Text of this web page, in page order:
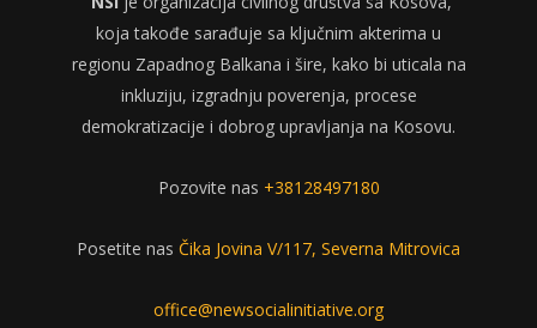
koja takođe sarađuje sa ključnim akterima u
regionu Zapadnog Balkana i šire, kako bi uticala na
inkluziju, izgradnju poverenja, procese
demokratizacije i dobrog upravljanja na Kosovu.
Pozovite nas +38128497180
Posetite nas Čika Jovina V/117, Severna Mitrovica
office@newsocialinitiative.org